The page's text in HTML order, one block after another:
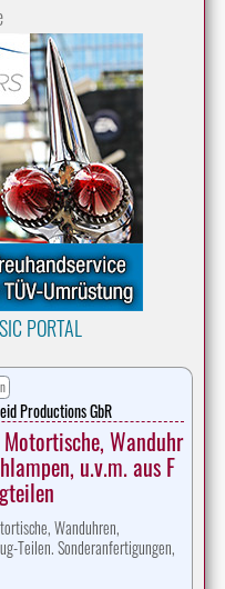
PORTAL
Productions GbR
Motortische, Wanduhr
u.v.m. aus F
Wanduhren,
Teilen. Sonderanfertigungen,